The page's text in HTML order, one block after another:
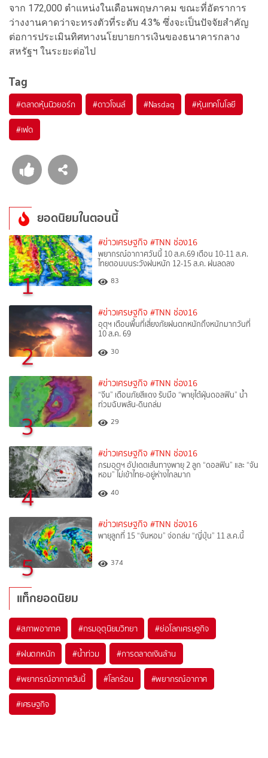
จาก 172,000 ตำแหน่งในเดือนพฤษภาคม ขณะที่อัตราการ
ว่างงานคาดว่าจะทรงตัวที่ระดับ 4.3% ซึ่งจะเป็นปัจจัยสำคัญ
ต่อการประเมินทิศทางนโยบายการเงินของธนาคารกลาง
สหรัฐฯ ในระยะต่อไป
Tag
#ตลาดหุ้นนิวยอร์ก #ดาวโจนส์ #Nasdaq #หุ้นเทคโนโลยี
#เฟด
ยอดนิยมในตอนนี้
1
#ข่าวเศรษฐกิจ #TNN ช่อง16
พยากรณ์อากาศวันนี้ 10 ส.ค.69 เตือน 10-11 ส.ค.
ไทยตอนบนระวังฝนหนัก 12-15 ส.ค. ฝนลดลง
83
2
#ข่าวเศรษฐกิจ #TNN ช่อง16
อุตุฯ เตือนพื้นที่เสี่ยงภัยฝนตกหนักถึงหนักมากวันที่
10 ส.ค. 69
30
3
#ข่าวเศรษฐกิจ #TNN ช่อง16
“จีน” เตือนภัยสีแดง รับมือ “พายุไต้ฝุ่นดอลฟิน” น้ำ
ท่วมฉับพลัน-ดินถล่ม
29
4
#ข่าวเศรษฐกิจ #TNN ช่อง16
กรมอุตุฯ อัปเดตเส้นทางพายุ 2 ลูก “ดอลฟิน” และ “จัน
หอม” ไม่เข้าไทย-อยู่ห่างไกลมาก
40
5
#ข่าวเศรษฐกิจ #TNN ช่อง16
พายุลูกที่ 15 “จันหอม” จ่อถล่ม “ญี่ปุ่น” 11 ส.ค.นี้
374
แท็กยอดนิยม
#สภาพอากาศ #กรมอุตุนิยมวิทยา #ย่อโลกเศรษฐกิจ
#ฝนตกหนัก #น้ำท่วม #การตลาดเงินล้าน
#พยากรณ์อากาศวันนี้ #โลกร้อน #พยากรณ์อากาศ
#เศรษฐกิจ